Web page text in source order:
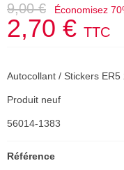
9,00 € Économisez
2,70 € TTC
Autocollant / Stickers ER5
Produit neuf
56014-1383
Référence